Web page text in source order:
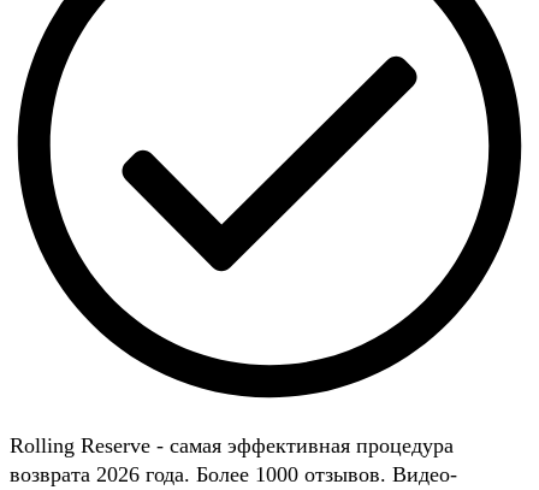
Rolling Reserve - самая эффективная процедура
возврата 2026 года. Более 1000 отзывов. Видео-